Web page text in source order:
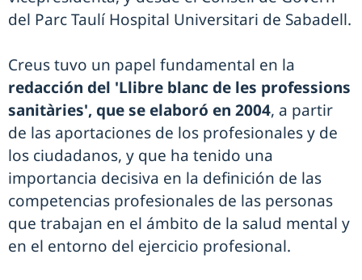
del Parc Taulí Hospital Universitari de Sabadell.
Creus tuvo un papel fundamental en la
redacción del 'Llibre blanc de les professions
sanitàries', que se elaboró en 2004, a partir
de las aportaciones de los profesionales y de
los ciudadanos, y que ha tenido una
importancia decisiva en la definición de las
competencias profesionales de las personas
que trabajan en el ámbito de la salud mental y
en el entorno del ejercicio profesional.